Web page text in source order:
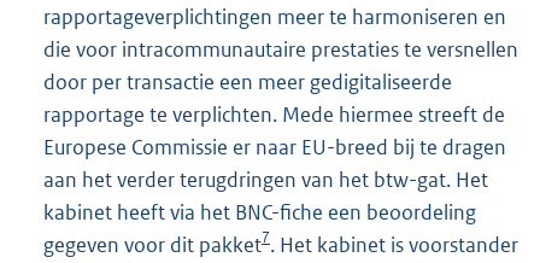
rapportageverplichtingen meer te harmoniseren en
die voor intracommunautaire prestaties te versnellen
door per transactie een meer gedigitaliseerde
rapportage te verplichten. Mede hiermee streeft de
Europese Commissie er naar EU-breed bij te dragen
aan het verder terugdringen van het btw-gat. Het
kabinet heeft via het BNC-fiche een beoordeling
gegeven voor dit pakket7. Het kabinet is voorstander